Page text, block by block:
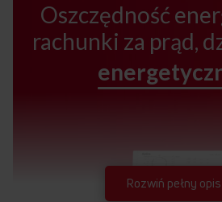
Oszczędność
rachunki za prąd,
Rozwiń pełny opis